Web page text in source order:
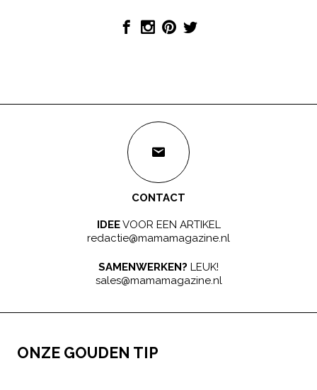
CONTACT
IDEEVOOR EEN ARTIKEL
redactie@mamamagazine.nl
SAMENWERKEN? LEUK!
sales@mamamagazine.nl
ONZE GOUDEN TIP